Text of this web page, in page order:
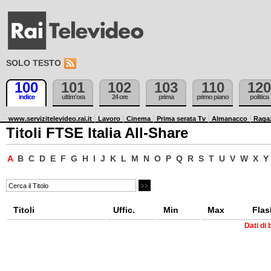
SOLO TESTO
100
indice
101
ultim'ora
102
24 ore
103
prima
110
primo piano
120
politica
www.servizitelevideo.rai.it Lavoro Cinema Prima serata Tv Almanacco
Titoli FTSE Italia All-Share
A B C D E F G H I J K L M N O P Q R S T U V W X Y
Titoli Uffic. Min Max
Dati di